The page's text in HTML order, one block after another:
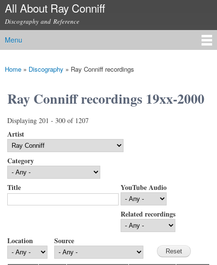
Skip to
content
All About Ray Conniff
Discography and Reference
Main menu
Menu
You are here
Home » Discography » Ray Conniff recordings
Ray Conniff recordings 19xx-2000
Displaying 201 - 300 of 1207
Artist
Category
Title YouTube Audio
Related recordings
Location Source